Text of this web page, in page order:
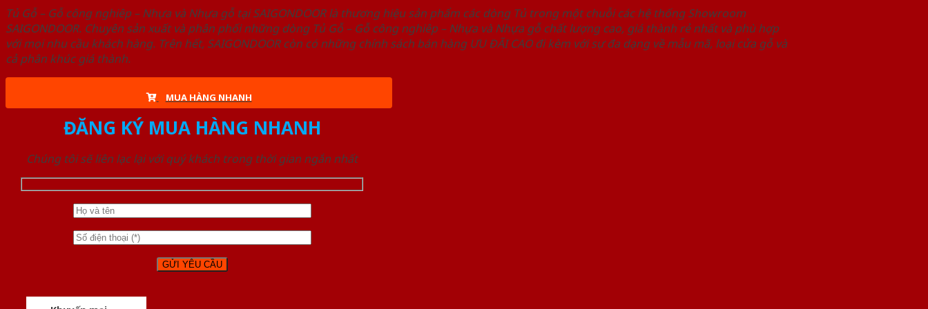
Tủ Gỗ – Gỗ công nghiêp – Nhựa và Nhựa gỗ tại SAIGONDOOR là thương hiệu sản phẩm các dòng Tủ trong một chuỗi các hệ thống Showroom
SAIGONDOOR. Chuyên sản xuất và phân phối những dòng Tủ Gỗ – Gỗ công nghiêp – Nhựa và Nhựa gỗ chất lượng cao, giá thành rẻ nhất và phù hợp
với mọi nhu cầu khách hàng. Trên hết, SAIGONDOOR còn có những chính sách bán hàng ƯU ĐÃI CAO đi kèm với sự đa dạng về mẫu mã, loại cửa gỗ và
cả phân khúc giá thành.
MUA HÀNG NHANH
ĐĂNG KÝ MUA HÀNG NHANH
Chúng tôi sẽ liên lạc lại với quý khách trong thời gian ngắn nhất